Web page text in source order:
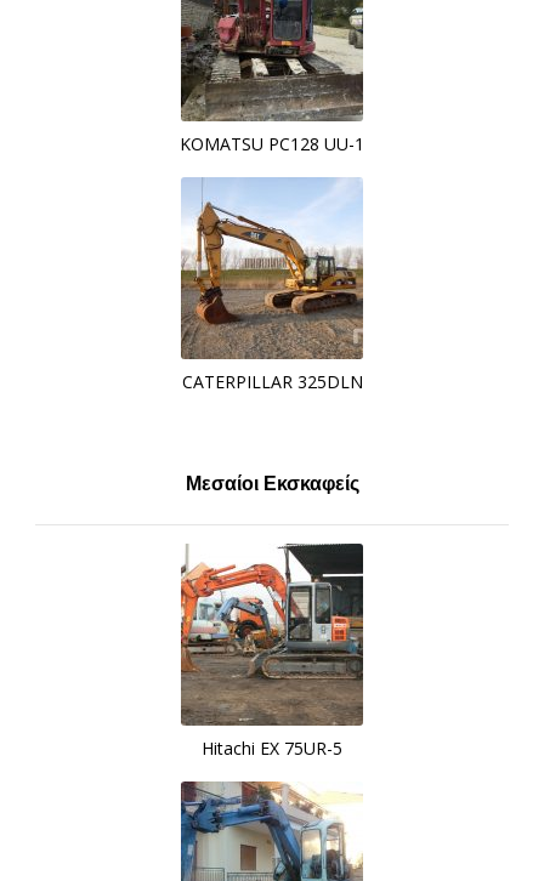
KOMATSU PC128 UU-1
CATERPILLAR 325DLN
Μεσαίοι Εκσκαφείς
Hitachi EX 75UR-5